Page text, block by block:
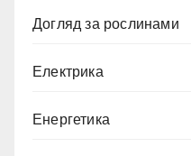
Догляд за рослинами
Електрика
Енергетика